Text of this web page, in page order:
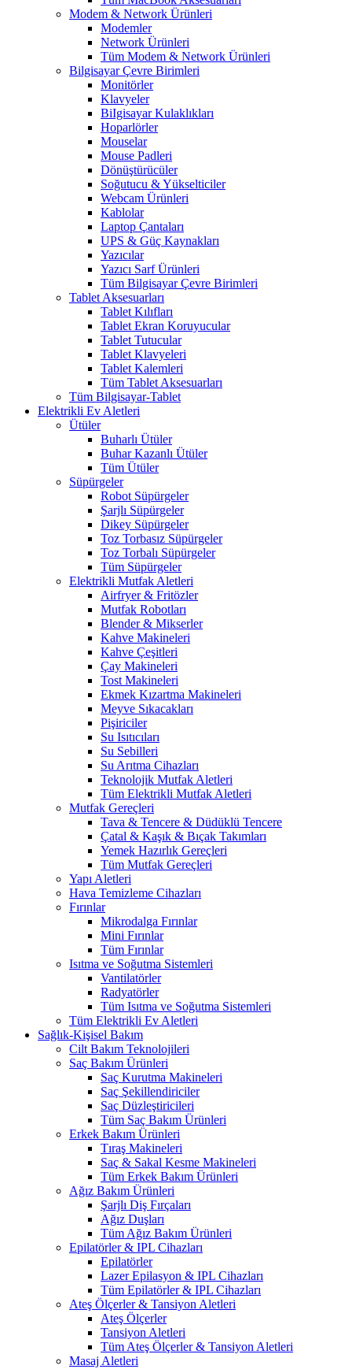
Modem & Network Ürünleri
Modemler
Network Ürünleri
Tüm Modem & Network Ürünleri
Bilgisayar Çevre Birimleri
Monitörler
Klavyeler
BiIgisayar Kulaklıkları
Hoparlörler
Mouselar
Mouse Padleri
Dönüştürücüler
Soğutucu & Yükselticiler
Webcam Ürünleri
Kablolar
Laptop Çantaları
UPS & Güç Kaynakları
Yazıcılar
Yazıcı Sarf Ürünleri
Tüm Bilgisayar Çevre Birimleri
Tablet Aksesuarları
Tablet Kılıfları
Tablet Ekran Koruyucular
Tablet Tutucular
Tablet Klavyeleri
Tablet Kalemleri
Tüm Tablet Aksesuarları
Tüm Bilgisayar-Tablet
Elektrikli Ev Aletleri
Ütüler
Buharlı Ütüler
Buhar Kazanlı Ütüler
Tüm Ütüler
Süpürgeler
Robot Süpürgeler
Şarjlı Süpürgeler
Dikey Süpürgeler
Toz Torbasız Süpürgeler
Toz Torbalı Süpürgeler
Tüm Süpürgeler
Elektrikli Mutfak Aletleri
Airfryer & Fritözler
Mutfak Robotları
Blender & Mikserler
Kahve Makineleri
Kahve Çeşitleri
Çay Makineleri
Tost Makineleri
Ekmek Kızartma Makineleri
Meyve Sıkacakları
Pişiriciler
Su Isıtıcıları
Su Sebilleri
Su Arıtma Cihazları
Teknolojik Mutfak Aletleri
Tüm Elektrikli Mutfak Aletleri
Mutfak Gereçleri
Tava & Tencere & Düdüklü Tencere
Çatal & Kaşık & Bıçak Takımları
Yemek Hazırlık Gereçleri
Tüm Mutfak Gereçleri
Yapı Aletleri
Hava Temizleme Cihazları
Fırınlar
Mikrodalga Fırınlar
Mini Fırınlar
Tüm Fırınlar
Isıtma ve Soğutma Sistemleri
Vantilatörler
Radyatörler
Tüm Isıtma ve Soğutma Sistemleri
Tüm Elektrikli Ev Aletleri
Sağlık-Kişisel Bakım
Cilt Bakım Teknolojileri
Saç Bakım Ürünleri
Saç Kurutma Makineleri
Saç Şekillendiriciler
Saç Düzleştiricileri
Tüm Saç Bakım Ürünleri
Erkek Bakım Ürünleri
Tıraş Makineleri
Saç & Sakal Kesme Makineleri
Tüm Erkek Bakım Ürünleri
Ağız Bakım Ürünleri
Şarjlı Diş Fırçaları
Ağız Duşları
Tüm Ağız Bakım Ürünleri
Epilatörler & IPL Cihazları
Epilatörler
Lazer Epilasyon & IPL Cihazları
Tüm Epilatörler & IPL Cihazları
Ateş Ölçerler & Tansiyon Aletleri
Ateş Ölçerler
Tansiyon Aletleri
Tüm Ateş Ölçerler & Tansiyon Aletleri
Masaj Aletleri